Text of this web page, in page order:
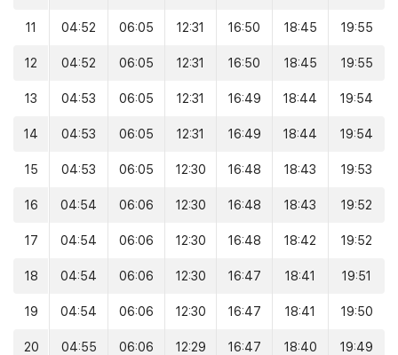
11 04:52 06:05 12:31 16:50 18:45 19:55
12 04:52 06:05 12:31 16:50 18:45 19:55
13 04:53 06:05 12:31 16:49 18:44 19:54
14 04:53 06:05 12:31 16:49 18:44 19:54
15 04:53 06:05 12:30 16:48 18:43 19:53
16 04:54 06:06 12:30 16:48 18:43 19:52
17 04:54 06:06 12:30 16:48 18:42 19:52
18 04:54 06:06 12:30 16:47 18:41 19:51
19 04:54 06:06 12:30 16:47 18:41 19:50
20 04:55 06:06 12:29 16:47 18:40 19:49